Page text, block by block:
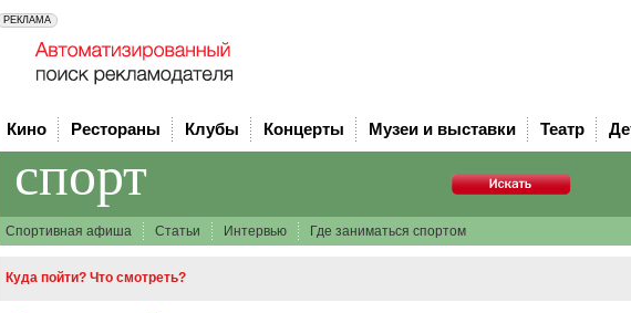
Кино Рестораны Клубы Концерты Музеи и выставки Театр
спорт
Спортивная афиша Статьи Интервью Где заниматься спортом
Куда пойти? Что смотреть?